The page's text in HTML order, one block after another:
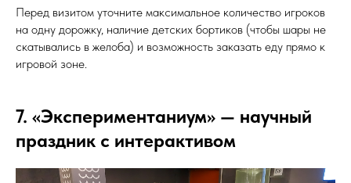
Перед визитом уточните максимальное количество игроков
на одну дорожку, наличие детских бортиков (чтобы шары не
скатывались в желоба) и возможность заказать еду прямо к
игровой зоне.
7. «Экспериментаниум» — научный
праздник с интерактивом